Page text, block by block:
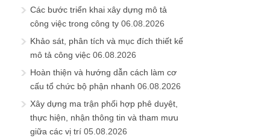
Các bước triển khai xây dựng mô tả
công việc trong công ty 06.08.2026
Khảo sát, phân tích và mục đích thiết kế
mô tả công việc 06.08.2026
Hoàn thiện và hướng dẫn cách làm cơ
cấu tổ chức bộ phận nhanh 06.08.2026
Xây dựng ma trận phối hợp phê duyệt,
thực hiện, nhận thông tin và tham mưu
giữa các vị trí 05.08.2026